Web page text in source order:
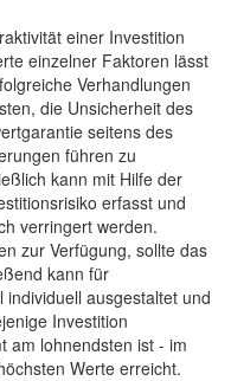
einer Investition
einzelner Faktoren lässt
Verhandlungen
die Unsicherheit des
seitens des
führen zu
kann mit Hilfe der
erfasst und
verringert werden.
zur Verfügung, sollte das
kann für
ausgestaltet und
Investition
am lohnendsten ist - im
Werte erreicht.